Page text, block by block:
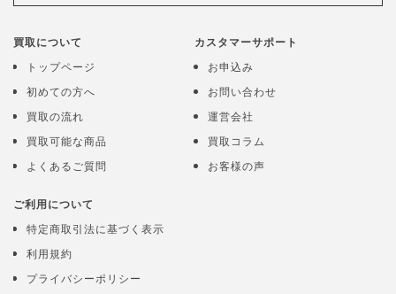
買取について
トップページ
初めての方へ
買取の流れ
買取可能な商品
よくあるご質問
カスタマーサポート
お申込み
お問い合わせ
運営会社
買取コラム
お客様の声
ご利用について
特定商取引法に基づく表示
利用規約
プライバシーポリシー